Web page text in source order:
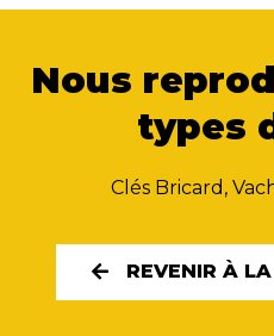
Nous
types
Clés Bricard,
REVENIR À